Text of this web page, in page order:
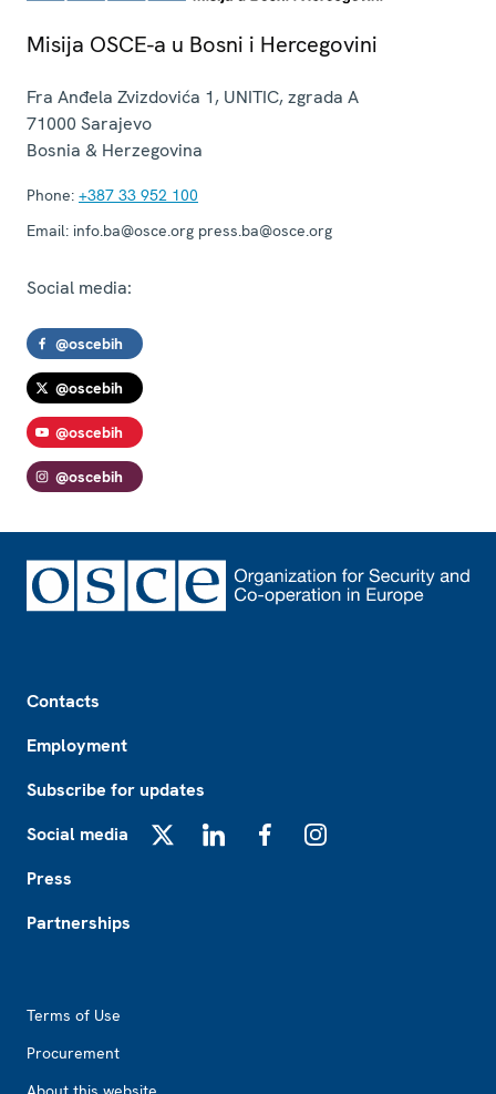
Misija OSCE-a u Bosni i Hercegovini
Fra Anđela Zvizdovića 1, UNITIC, zgrada A
71000 Sarajevo
Bosnia & Herzegovina
Phone: +387 33 952 100
Email: info.ba@osce.org press.ba@osce.org
Social media:
@oscebih
@oscebih
@oscebih
@oscebih
Contacts
Employment
Subscribe for updates
Social media
Press
Partnerships
Terms of Use
Procurement